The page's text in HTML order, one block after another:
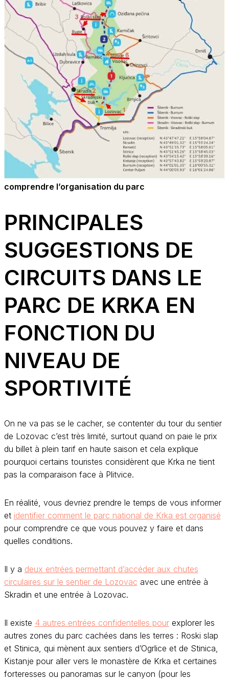
comprendre l’organisation du parc
PRINCIPALES
SUGGESTIONS DE
CIRCUITS DANS LE
PARC DE KRKA EN
FONCTION DU
NIVEAU DE
SPORTIVITÉ
On ne va pas se le cacher, se contenter du tour du sentier
de Lozovac c’est très limité, surtout quand on paie le prix
du billet à plein tarif en haute saison et cela explique
pourquoi certains touristes considèrent que Krka ne tient
pas la comparaison face à Plitvice.
En réalité, vous devriez prendre le temps de vous informer
et identifier comment le parc national de Krka est organisé
pour comprendre ce que vous pouvez y faire et dans
quelles conditions.
Il y a deux entrées permettant d’accéder aux chutes
circulaires sur le sentier de Lozovac avec une entrée à
Skradin et une entrée à Lozovac.
Il existe 4 autres entrées confidentelles pourexplorer les
autres zones du parc cachées dans les terres : Roski slap
et Stinica, qui mènent aux sentiers d’Ogrlice et de Stinica,
Kistanje pour aller vers le monastère de Krka et certaines
forteresses ou panoramas sur le canyon (pour les